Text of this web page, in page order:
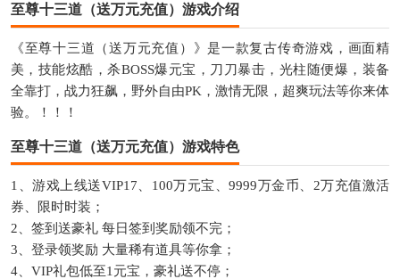
至尊十三道（送万元充值）游戏介绍
《至尊十三道（送万元充值）》是一款复古传奇游戏，画面精
美，技能炫酷，杀BOSS爆元宝，刀刀暴击，光柱随便爆，装备
全靠打，战力狂飙，野外自由PK，激情无限，超爽玩法等你来体
验。！！！
至尊十三道（送万元充值）游戏特色
1、游戏上线送VIP17、100万元宝、9999万金币、2万充值激活
券、限时时装；
2、签到送豪礼 每日签到奖励领不完；
3、登录领奖励 大量稀有道具等你拿；
4、VIP礼包低至1元宝，豪礼送不停；